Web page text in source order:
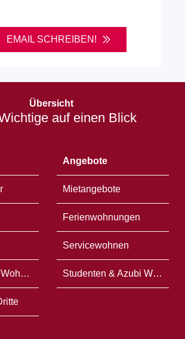
EMAIL SCHREIBEN!
Übersicht
auf einen Blick
Verwaltung von Wohneigentum
Angebote
Mietangebote
Ferienwohnungen
Servicewohnen
Studenten & Azubi WG`s